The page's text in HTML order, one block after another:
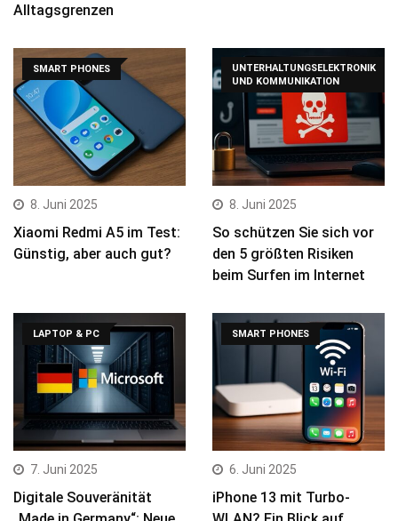
Alltagsgrenzen
SMART PHONES
8. Juni 2025
Xiaomi Redmi A5 im Test:
Günstig, aber auch gut?
UNTERHALTUNGSELEKTRONIK
UND KOMMUNIKATION
8. Juni 2025
So schützen Sie sich vor
den 5 größten Risiken
beim Surfen im Internet
LAPTOP & PC
7. Juni 2025
Digitale Souveränität
SMART PHONES
6. Juni 2025
iPhone 13 mit Turbo-